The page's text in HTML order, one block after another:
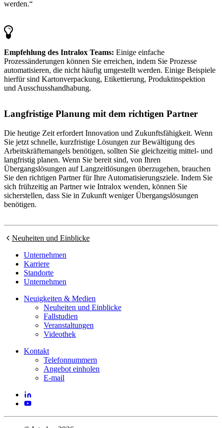
werden.“
Empfehlung des Intralox Teams: Einige einfache
Prozessänderungen können Sie erreichen, indem Sie Prozesse
automatisieren, die nicht häufig umgestellt werden. Einige Beispiele
hierfür sind Kartonverpackung, Etikettierung, Produktinspektion
und Ausschusshandhabung.
Langfristige Planung mit dem richtigen Partner
Die heutige Zeit erfordert Innovation und Zukunftsfähigkeit. Wenn
Sie jetzt schnelle, kurzfristige Lösungen zur Bewältigung des
Arbeitskräftemangels benötigen, sollten Sie gleichzeitig mittel- und
langfristig planen. Wenn Sie bereit sind, von Ihren
Übergangslösungen auf Langzeitlösungen überzugehen, brauchen
Sie den richtigen Partner für Ihre Automatisierungsziele. Indem Sie
sich frühzeitig an Partner wie Intralox wenden, können Sie
sicherstellen, dass Sie in Zukunft weniger Übergangslösungen
benötigen.
Neuheiten und Einblicke
Unternehmen
Karriere
Standorte
Unternehmen
Neuigkeiten & Medien
Neuheiten und Einblicke
Fallstudien
Veranstaltungen
Videothek
Kontakt
Telefonnummern
Angebot einholen
E-mail